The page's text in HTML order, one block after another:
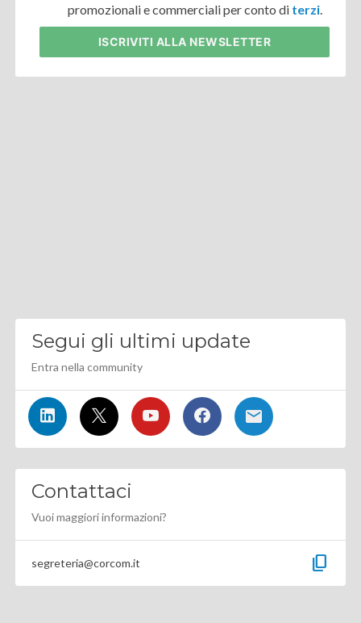
promozionali e commerciali per conto di terzi
ISCRIVITI ALLA NEWSLETTER
Segui gli ultimi update
Entra nella community
Contattaci
Vuoi maggiori informazioni?
segreteria@corcom.it content_copy